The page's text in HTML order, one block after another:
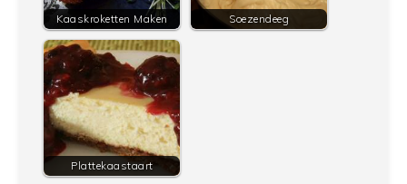
Kaaskroketten Maken Soezendeeg
Plattekaastaart